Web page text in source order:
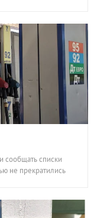
сообщать списки
не прекратились